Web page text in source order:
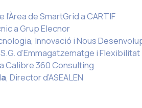
l’Àrea de SmartGrid a CARTIF
a Grup Elecnor
Innovació i Nous
S.G. d’Emmagatzematge i Flexibilitat
Calibre 360 Consulting
, Director d’ASEALEN